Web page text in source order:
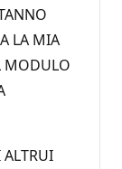
LA MIA
MODULO
ALTRUI